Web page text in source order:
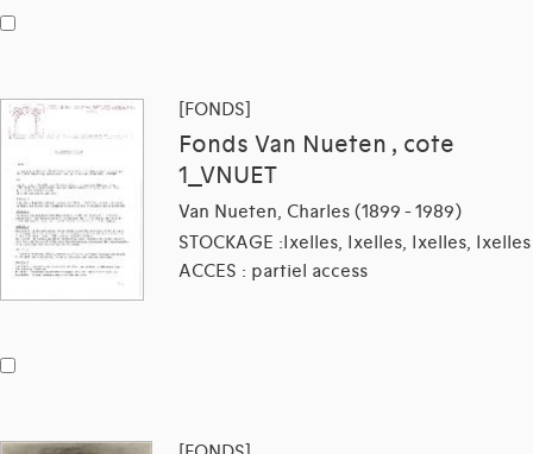
[FONDS]
Fonds Van Nueten , cote
1_VNUET
Van Nueten, Charles (1899 - 1989)
STOCKAGE :Ixelles, Ixelles, Ixelles, Ixelles
ACCES : partiel access